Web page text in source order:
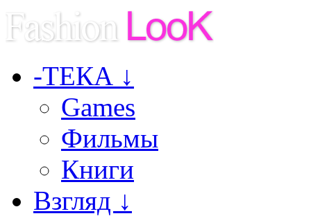
-ТЕКА ↓
Games
Фильмы
Книги
Взгляд ↓